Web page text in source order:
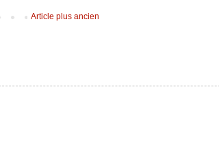
Article plus ancien